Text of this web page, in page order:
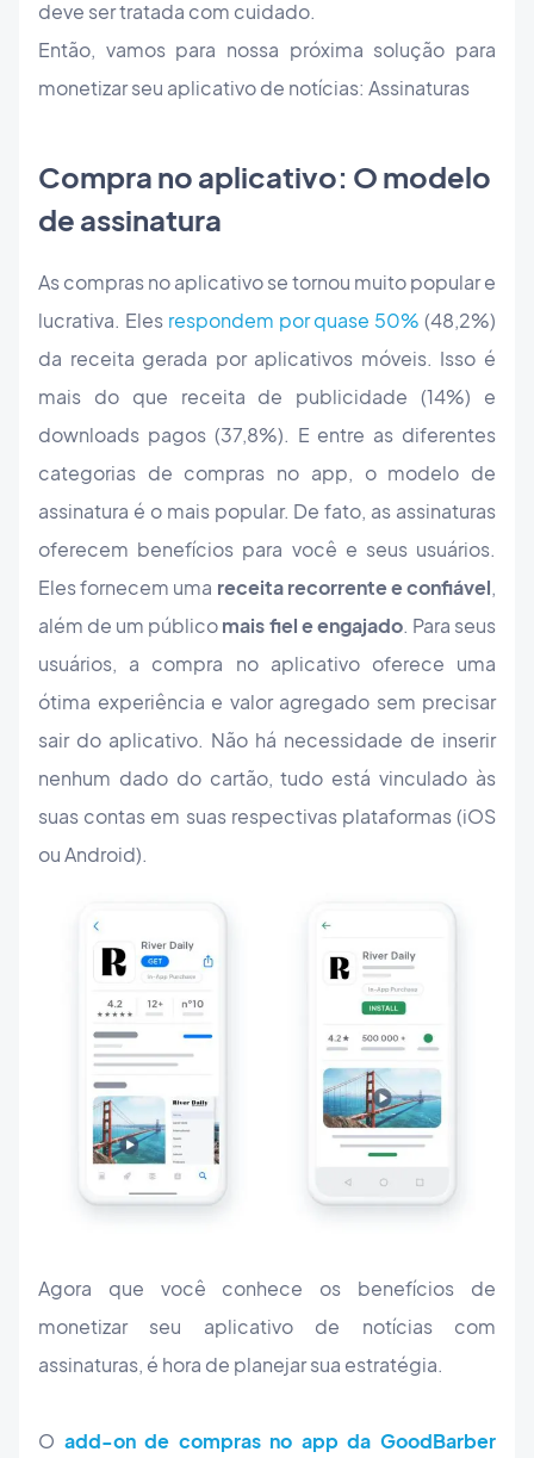
deve ser tratada com cuidado.
Então, vamos para nossa próxima solução para
monetizar seu aplicativo de notícias: Assinaturas
Compra no aplicativo: O modelo
de assinatura
As compras no aplicativo se tornou muito popular e
lucrativa. Eles respondem por quase 50% (48,2%)
da receita gerada por aplicativos móveis. Isso é
mais do que receita de publicidade (14%) e
downloads pagos (37,8%). E entre as diferentes
categorias de compras no app, o modelo de
assinatura é o mais popular. De fato, as assinaturas
oferecem benefícios para você e seus usuários.
Eles fornecem uma receita recorrente e confiável,
além de um públicomais fiel e engajado. Para seus
usuários, a compra no aplicativo oferece uma
ótima experiência e valor agregado sem precisar
sair do aplicativo. Não há necessidade de inserir
nenhum dado do cartão, tudo está vinculado às
suas contas em suas respectivas plataformas (iOS
ou Android).
Agora que você conhece os benefícios de
monetizar seu aplicativo de notícias com
assinaturas, é hora de planejar sua estratégia.
O add-on de compras no app da GoodBarber